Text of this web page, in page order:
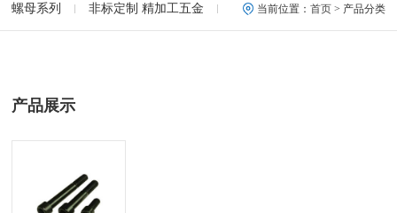
螺母系列 非标定制 精加工五金 高强度螺母.螺丝 12.9级
当前位置： 首页> 产品分类
产品展示